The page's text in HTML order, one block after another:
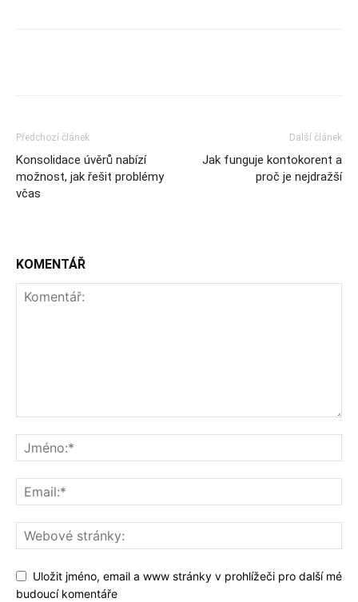
Předchozí článek
Konsolidace úvěrů nabízí
možnost, jak řešit problémy
včas
Další článek
Jak funguje kontokorent a
proč je nejdražší
KOMENTÁŘ
Uložit jméno, email a www stránky v prohlížeči pro další mé
budoucí komentáře